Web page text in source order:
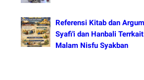
Referensi Kitab dan
Syafi'i dan Hanbali
Malam Nisfu Syakban